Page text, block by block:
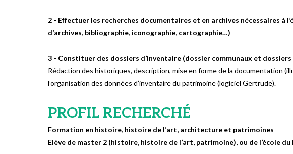
2 - Effectuer les recherches documentaires et en archives nécessaires à
d’archives, bibliographie, iconographie, cartographie…)
3 - Constituer des dossiers d’inventaire (dossier communaux et
Rédaction des historiques, description, mise en forme de la documentation
l’organisation des données d’inventaire du patrimoine (logiciel Gertrude).
PROFIL RECHERCHÉ
Formation en histoire, histoire de l’art, architecture et patrimoines
Elève de master 2 (histoire, histoire de l’art, patrimoine), ou de l’école